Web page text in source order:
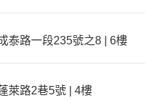
泰路一段235號之8 | 6樓
萊路2巷5號 | 4樓